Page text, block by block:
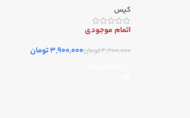
کیس
اتمام موجودی
4,200,000تومان3,900,000تومان